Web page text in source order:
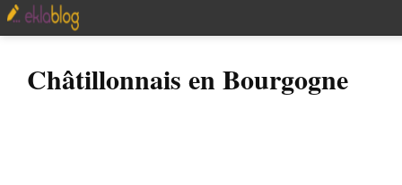
Châtillonnais en Bourgogne